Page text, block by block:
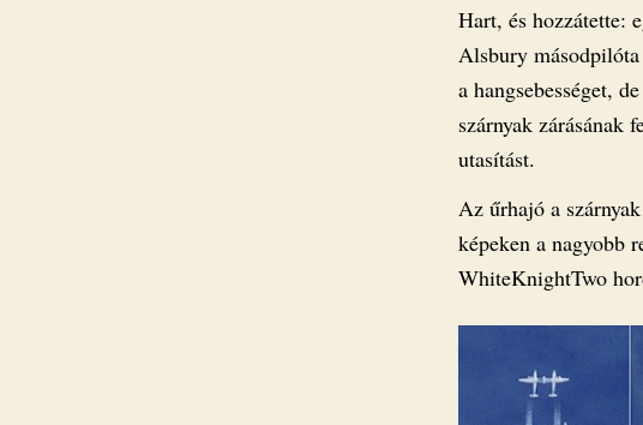
Hart, és hozzátette:
Alsbury
a hangsebességet,
szárnyak zárásának
utasítást.
Az űrhajó a
képeken a nagyobb
WhiteKnightTwo